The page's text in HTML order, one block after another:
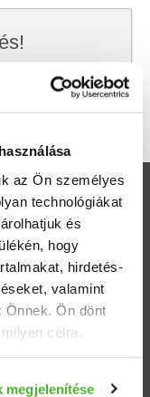
az Ön személyes
technológiákat
és
hogy
hirdetés-
valamint
Ön dönt
célra.
megjelenítése
szerint
amit keresel.